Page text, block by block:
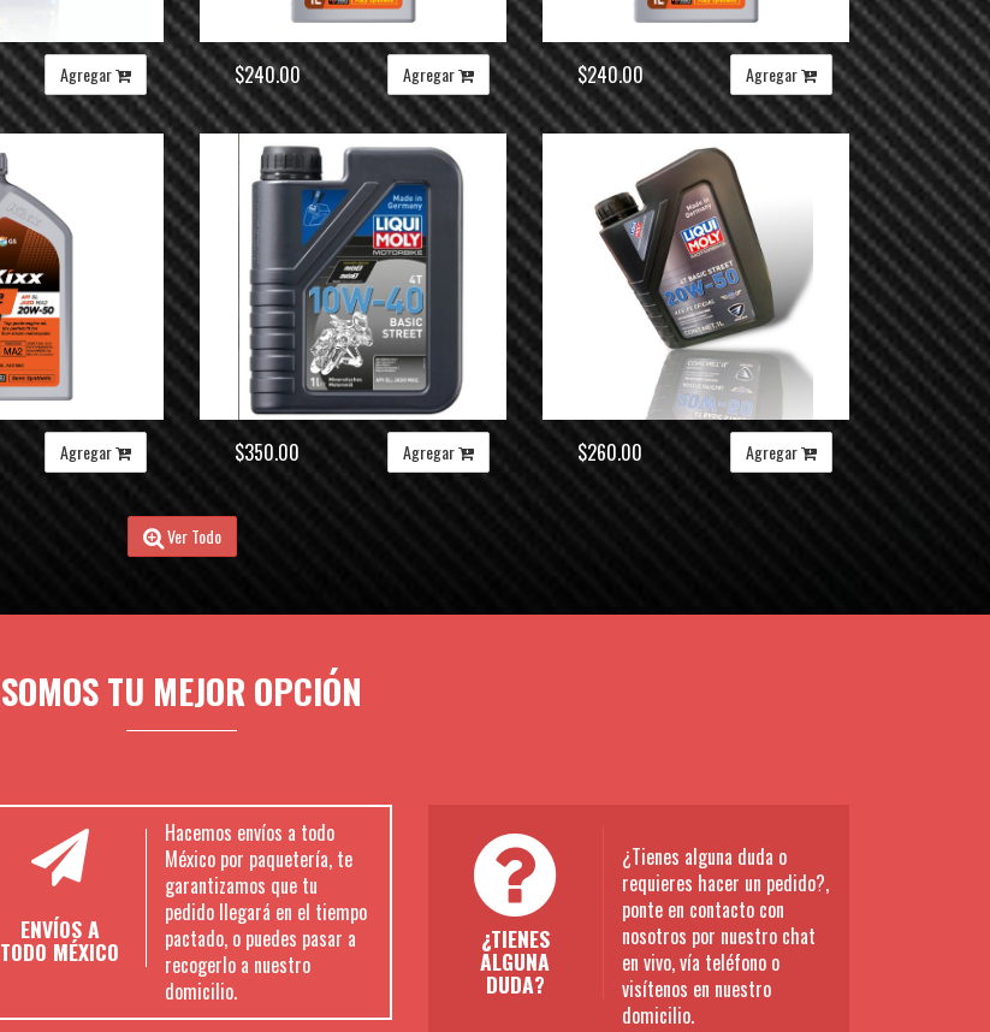
Agregar $240.00 Agregar $240.00 Agregar
Agregar $350.00 Agregar $260.00 Agregar
Ver Todo
SOMOS TU MEJOR OPCIÓN
ENVÍOS A
TODO MÉXICO
Hacemos envíos a todo
México por paquetería, te
garantizamos que tu
pedido llegará en el tiempo
pactado, o puedes pasar a
recogerlo a nuestro
domicilio.
¿TIENES
ALGUNA
DUDA?
¿Tienes alguna duda o
requieres hacer un pedido?,
ponte en contacto con
nosotros por nuestro chat
en vivo, vía teléfono o
visítenos en nuestro
domicilio.